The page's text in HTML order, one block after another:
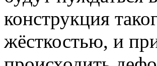
конструкция
жёсткостью, и